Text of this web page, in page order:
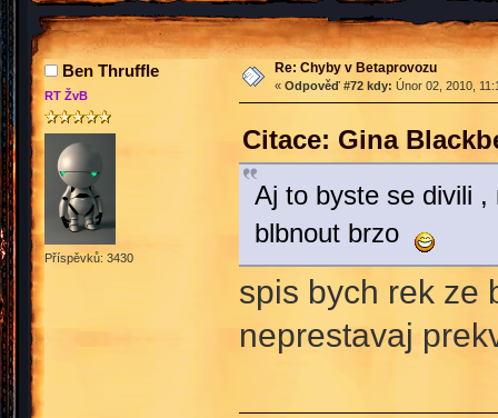
Ben Thruffle
RT ŽvB
Příspěvků: 3430
Re: Chyby v Betaprovozu
« Odpověď #72 kdy: Únor 02, 2010,
Citace: Gina
Aj to byste se divili ,
blbnout brzo
spis bych rek ze
neprestavaj